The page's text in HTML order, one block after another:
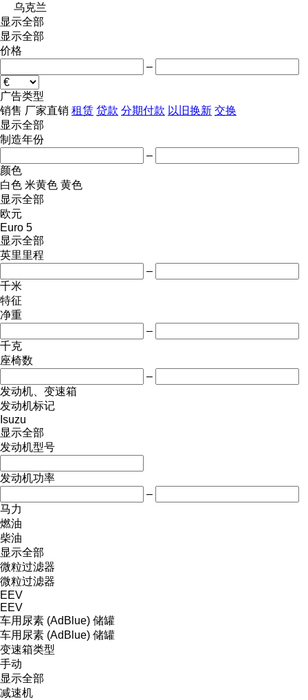
乌克兰
显示全部
显示全部
价格
–
广告类型
销售 厂家直销 租赁 贷款 分期付款 以旧换新 交换
显示全部
制造年份
–
颜色
白色 米黄色 黄色
显示全部
欧元
Euro 5
显示全部
英里里程
–
千米
特征
净重
–
千克
座椅数
–
发动机、变速箱
发动机标记
Isuzu
显示全部
发动机型号
发动机功率
–
马力
燃油
柴油
显示全部
微粒过滤器
微粒过滤器
EEV
EEV
车用尿素 (AdBlue) 储罐
车用尿素 (AdBlue) 储罐
变速箱类型
手动
显示全部
减速机